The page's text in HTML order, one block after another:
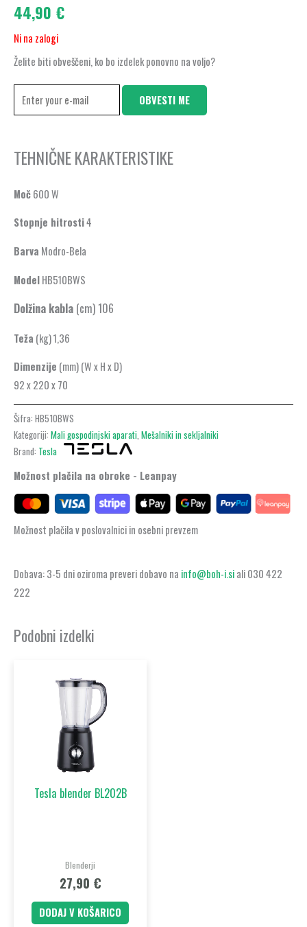
44,90 €
Ni na zalogi
Želite biti obveščeni, ko bo izdelek ponovno na voljo?
OBVESTI ME
TEHNIČNE KARAKTERISTIKE
Moč600 W
Stopnje hitrosti4
Barva Modro-Bela
ModelHB510BWS
Dolžina kabla (cm)106
Teža (kg) 1,36
Dimenzije (mm) (W x H x D)
92 x 220 x 70
Šifra: HB510BWS
Kategoriji: Mali gospodinjski aparati Mešalniki in sekljalniki
Brand: Tesla
Možnost plačila na obroke - Leanpay
Možnost plačila v poslovalnici in osebni prevzem
Dobava: 3-5 dni oziroma preveri dobavo na info@boh-i.siali 030 422
222
Podobni izdelki
Tesla blender BL202B
Blenderji
27,90 €
DODAJ V KOŠARICO